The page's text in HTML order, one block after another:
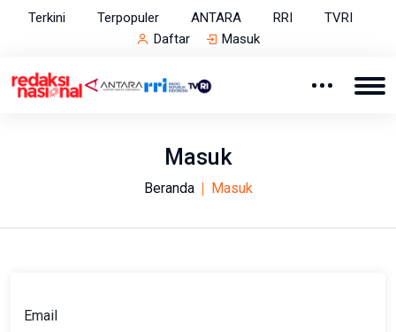
Terkini Terpopuler ANTARA RRI
TVRI
Daftar
Masuk
Masuk
Beranda Masuk
Email